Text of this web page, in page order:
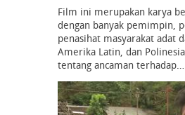
Film ini merupakan karya
dengan banyak pemimpin,
penasihat masyarakat adat
Amerika Latin, dan
tentang ancaman terhadap…